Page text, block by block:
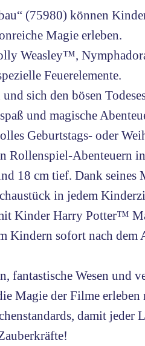
(75980) können
Magie erleben.
Weasley™,
Feuerelemente.
sich den bösen
und magische
Geburtstags- oder
Rollenspiel-Abenteuern
18 cm tief. Dank seines
in jedem
Kinder Harry Potter™
Kindern sofort nach dem
Wesen und
Magie der Filme erleben
damit